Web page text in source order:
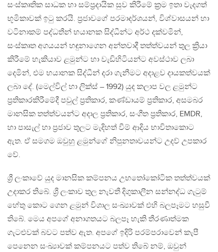
සංස්කෘතික සාධක හා සම්ප්‍රදායික සුව කිරීමේ ක්‍රම ඉතා වැදගත්
භූමිකාවක් ඉටු කරයි. ප්‍රජාවගේ පරමාදර්ශයන්, විශ්වාසයන් හා
වටිනාකම් පද්ධතීන් භයානක සිද්ධීන්ට අර්ථ දක්වමින්,
සංස්කෘත අගයයන් හඳුනාගෙන අන්තවාදී තත්ත්වයන් තුල ක්‍රියා
කිරීමේ හැකියාව ළමුන්ට හා වැඩිහිටියන්ට අවස්ථාව ලබා
දෙමින්, එම භයානක සිද්ධීන් දරා ගැනීමට අදාළව දායකත්වයක්
ලබා දේ. (මෙල්විල් හා ලික්ස් – 1992) යුද කලාප වල ළමුන්ට
ප්‍රතිකාරකිරීමේදී පවුල් ප්‍රතිකාර, කණ්ඩායම් ප්‍රතිකාර, අසමබර
මානසික තත්ත්වයන්ට අදාල ප්‍රතිකාර, සංගීත ප්‍රතිකාර, EMDR,
හා පාසැල් හා ප්‍රජාව තුලට මැදිහත් වීම් ආදිය භාවිතාකොට
ඇත. ඒ සමගම ඔවුහු ළමුන්ගේ නිපුනතාවයන්ට උදව් උපකාර
වේ.
ශ්‍රී ලංකාවේ යුද මානසික කම්පනය උභතෝකෝටික තත්ත්වයක්
උදාකර තිබේ. ශ්‍රී ලංකාව තුල නැවතී දිගුකාලීන සන්නද්ධ ගැටුම්
හේතු කොට ගෙන ළමුන් විශාල සංඛ්‍යාවක් එහි බලපෑමට හසුවී
තිබේ. මෙය අපගේ අනාගතයට බලපෑ හැකි තීරණාත්මක
ගැටළුවක් බවට පත්ව ඇත. අපගේ ඉදිරි පරම්පරාවෙන් කැපී
පෙනෙන සංඛ්‍යාවක් කම්පනයට පත්ව තිබේ නම්, ඔවුන්